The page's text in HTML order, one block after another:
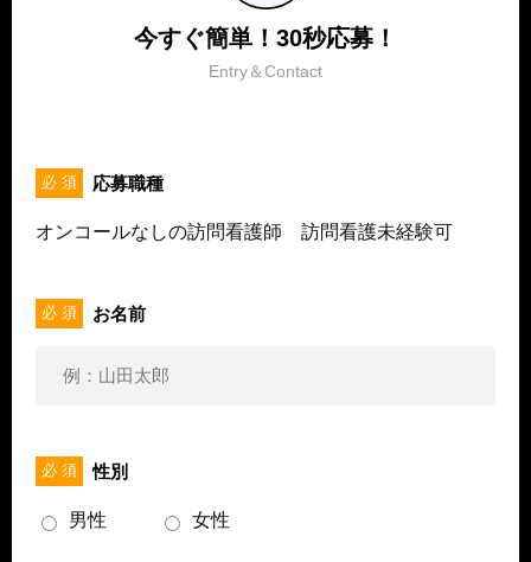
今すぐ簡単！30秒応募！
Entry＆Contact
必 須 応募職種
オンコールなしの訪問看護師 訪問看護未経験可
必 須 お名前
必 須 性別
男性 女性